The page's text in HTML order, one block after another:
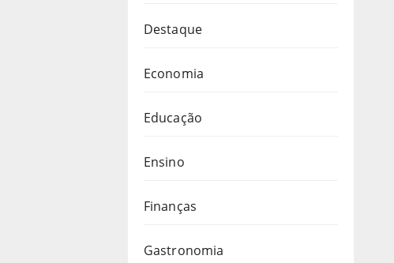
Destaque
Economia
Educação
Ensino
Finanças
Gastronomia